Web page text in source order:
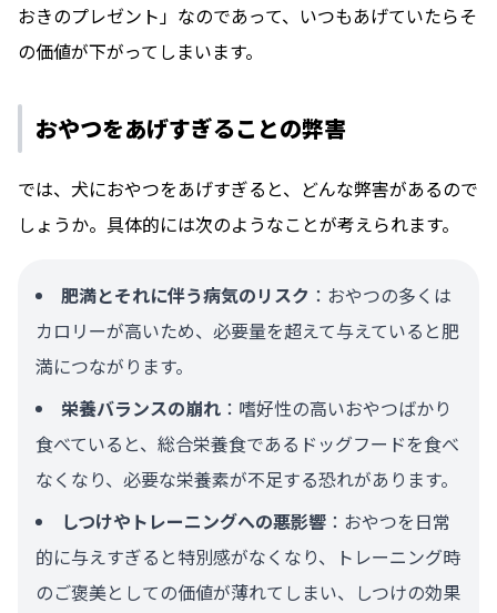
おきのプレゼント」なのであって、いつもあげていたらそ
の価値が下がってしまいます。
おやつをあげすぎることの弊害
では、犬におやつをあげすぎると、どんな弊害があるので
しょうか。具体的には次のようなことが考えられます。
肥満とそれに伴う病気のリスク ：おやつの多くは
カロリーが高いため、必要量を超えて与えていると肥
満につながります。
栄養バランスの崩れ ：嗜好性の高いおやつばかり
食べていると、総合栄養食であるドッグフードを食べ
なくなり、必要な栄養素が不足する恐れがあります。
しつけやトレーニングへの悪影響 ：おやつを日常
的に与えすぎると特別感がなくなり、トレーニング時
のご褒美としての価値が薄れてしまい、しつけの効果